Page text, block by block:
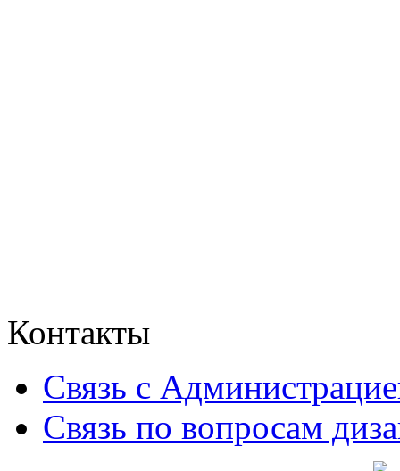
Контакты
Связь с
Связь по вопросам